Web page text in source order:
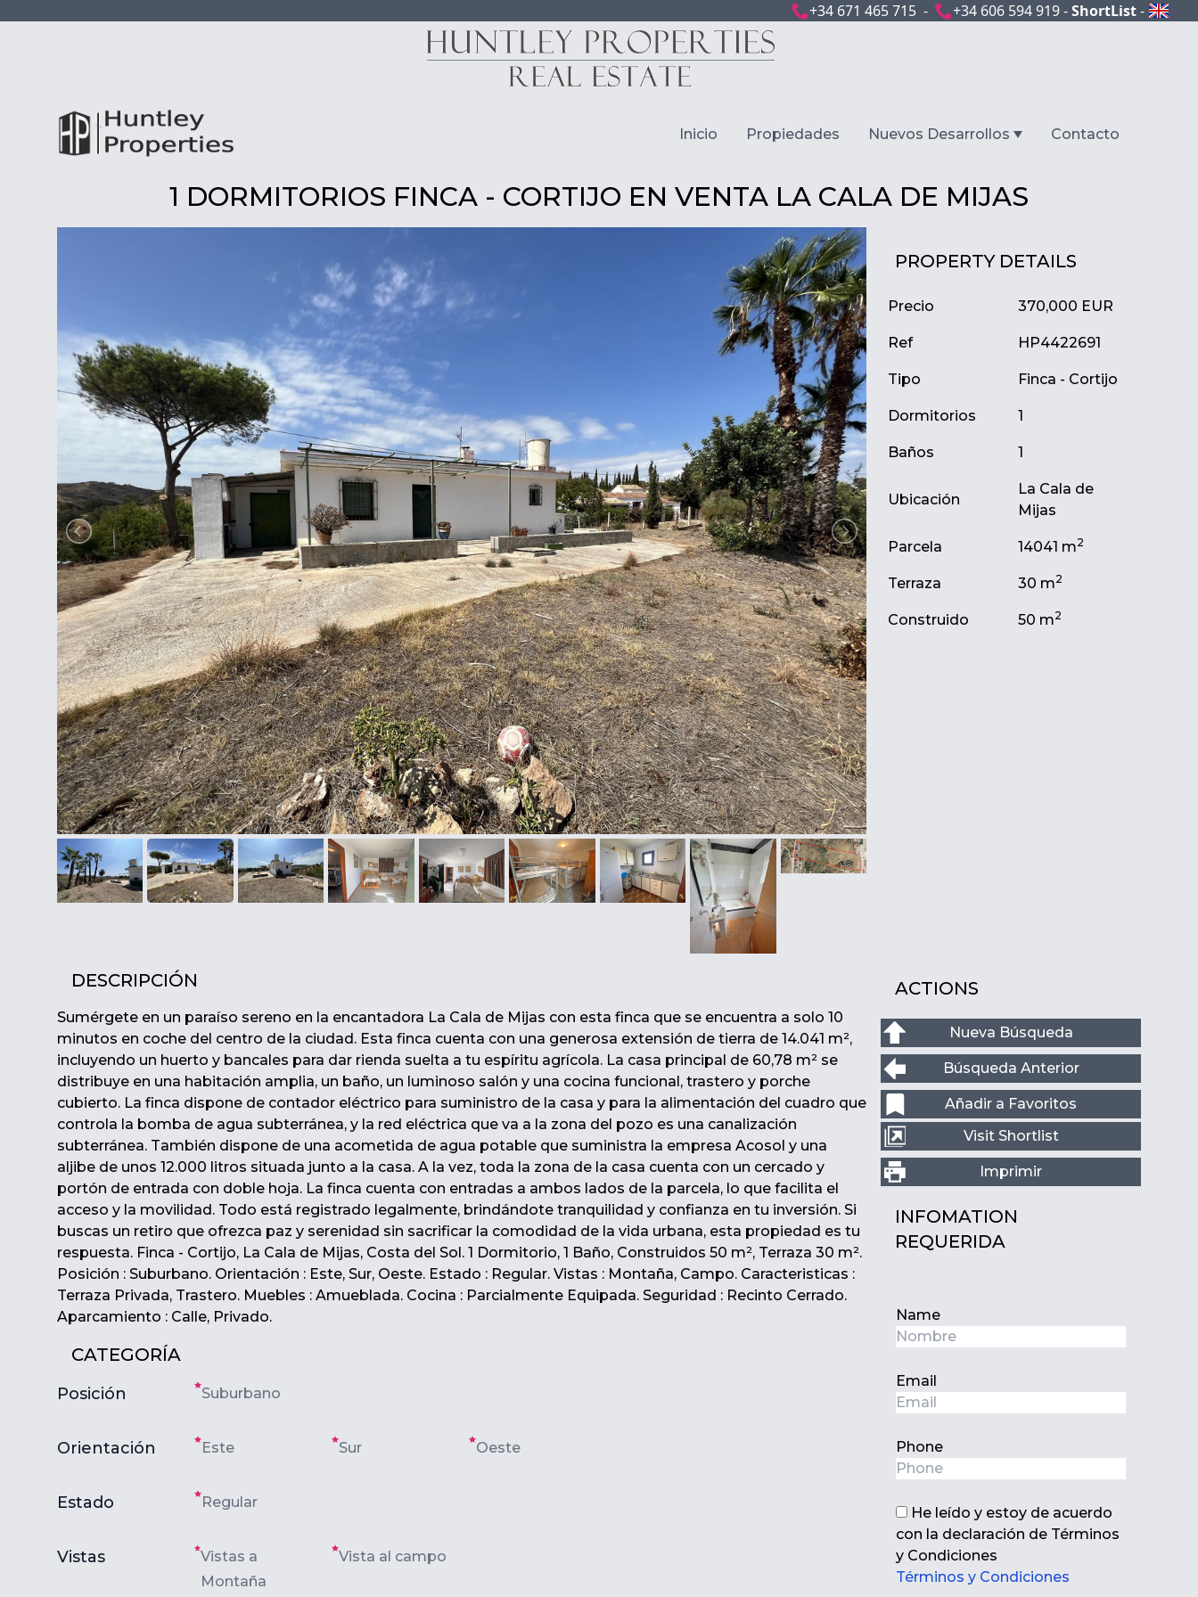
+34 671 465 715 - +34 606 594 919 -ShortList-
Inicio Propiedades Nuevos Desarrollos Contacto
1 DORMITORIOS FINCA - CORTIJO EN VENTA LA CALA DE MIJAS
PROPERTY DETAILS
Precio 370,000 EUR
Ref HP4422691
Tipo Finca - Cortijo
Dormitorios 1
Baños 1
Ubicación
La Cala de
Mijas
Parcela 14041 m2
Terraza 30 m2
Construido 50 m2
DESCRIPCIÓN
Sumérgete en un paraíso sereno en la encantadora La Cala de Mijas con esta finca que se encuentra a solo 10
minutos en coche del centro de la ciudad. Esta finca cuenta con una generosa extensión de tierra de 14.041 m²,
incluyendo un huerto y bancales para dar rienda suelta a tu espíritu agrícola. La casa principal de 60,78 m² se
distribuye en una habitación amplia, un baño, un luminoso salón y una cocina funcional, trastero y porche
cubierto. La finca dispone de contador eléctrico para suministro de la casa y para la alimentación del cuadro que
controla la bomba de agua subterránea, y la red eléctrica que va a la zona del pozo es una canalización
subterránea. También dispone de una acometida de agua potable que suministra la empresa Acosol y una
aljibe de unos 12.000 litros situada junto a la casa. A la vez, toda la zona de la casa cuenta con un cercado y
portón de entrada con doble hoja. La finca cuenta con entradas a ambos lados de la parcela, lo que facilita el
acceso y la movilidad. Todo está registrado legalmente, brindándote tranquilidad y confianza en tu inversión. Si
buscas un retiro que ofrezca paz y serenidad sin sacrificar la comodidad de la vida urbana, esta propiedad es tu
respuesta. Finca - Cortijo, La Cala de Mijas, Costa del Sol. 1 Dormitorio, 1 Baño, Construidos 50 m², Terraza 30 m².
Posición : Suburbano. Orientación : Este, Sur, Oeste. Estado : Regular. Vistas : Montaña, Campo. Caracteristicas :
Terraza Privada, Trastero. Muebles : Amueblada. Cocina : Parcialmente Equipada. Seguridad : Recinto Cerrado.
Aparcamiento : Calle, Privado.
CATEGORÍA
Posición Suburbano
Orientación Este Sur Oeste
Estado Regular
Vistas
Vistas a
Montaña
Vista al campo
ACTIONS
Nueva Búsqueda
Búsqueda Anterior
Añadir a Favoritos
Visit Shortlist
Imprimir
INFOMATION
REQUERIDA
Name
Email
Phone
He leído y estoy de acuerdo
con la declaración de Términos
y Condiciones
Términos y Condiciones